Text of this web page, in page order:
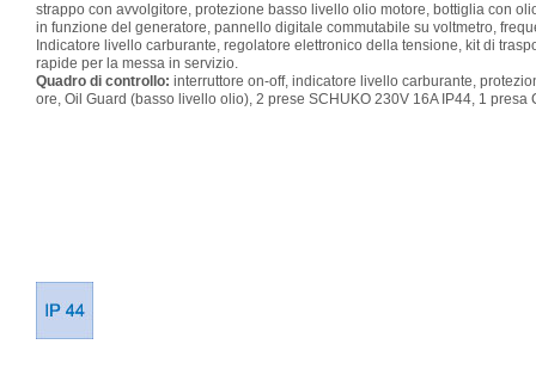
strappo con avvolgitore, protezione basso livello olio motore, bottiglia con
in funzione del generatore, pannello digitale commutabile su voltmetro,
Indicatore livello carburante, regolatore elettronico della tensione, kit di
rapide per la messa in servizio.
Quadro di controllo: interruttore on-off, indicatore livello carburante,
ore, Oil Guard (basso livello olio), 2 prese SCHUKO 230V 16A IP44, 1 presa